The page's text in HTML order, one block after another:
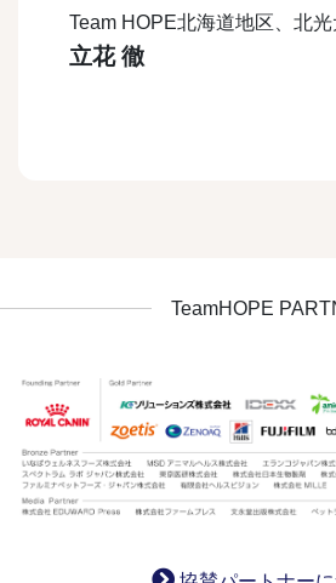
Team HOPE北海道地区、北
立花 徹
TeamHOPE